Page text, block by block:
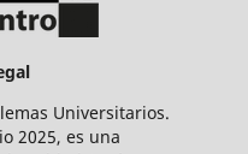
Universitarios.
2025, es una